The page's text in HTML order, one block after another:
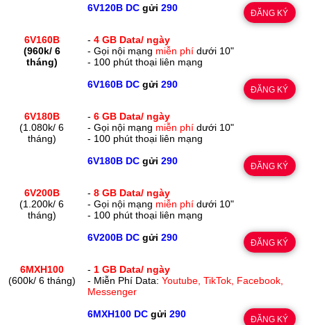
6V120B DCgửi 290 ĐĂNG KÝ
6V160B
(960k/ 6
tháng)
-4 GB Data/ ngày
- Gọi nội mạng miễn phídưới 10"
- 100 phút thoại liên mạng
6V160B DCgửi 290 ĐĂNG KÝ
6V180B
(1.080k/ 6
tháng)
-6 GB Data/ ngày
- Gọi nội mạng miễn phídưới 10"
- 100 phút thoại liên mạng
6V180B DCgửi 290 ĐĂNG KÝ
6V200B
(1.200k/ 6
tháng)
-8 GB Data/ ngày
- Gọi nội mạng miễn phídưới 10"
- 100 phút thoại liên mạng
6V200B DCgửi 290 ĐĂNG KÝ
6MXH100
(600k/ 6 tháng)
- 1 GB Data/ ngày
- Miễn Phí Data:Youtube, TikTok, Facebook,
Messenger
6MXH100 DCgửi 290 ĐĂNG KÝ